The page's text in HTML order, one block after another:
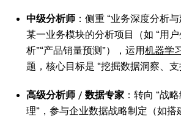
中级分析师 ：侧重 “业务深度分析
某一业务模块的分析项目（如 “用
析”“产品销量预测”），运用机器学
题，核心目标是 “挖掘数据洞察、支
高级分析师 / 数据专家 ：转向 “战
理”，参与企业数据战略制定（如搭